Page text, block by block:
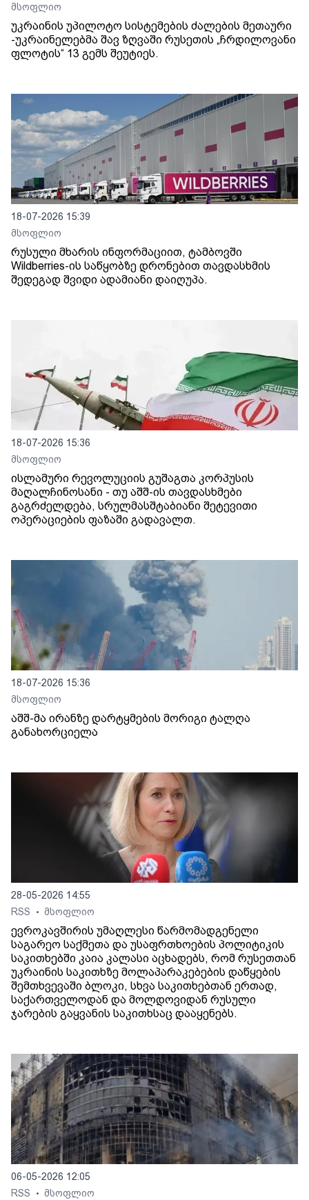
მსოფლიო
უკრაინის უპილოტო სისტემების ძალების მეთაური
-უკრაინელებმა შავ ზღვაში რუსეთის „ჩრდილოვანი
ფლოტის“ 13 გემს შეუტიეს.
18-07-2026 15:39
მსოფლიო
რუსული მხარის ინფორმაციით, ტამბოვში
Wildberries-ის საწყობზე დრონებით თავდასხმის
შედეგად შვიდი ადამიანი დაიღუპა.
18-07-2026 15:36
მსოფლიო
ისლამური რევოლუციის გუშაგთა კორპუსის
მაღალჩინოსანი - თუ აშშ-ის თავდასხმები
გაგრძელდება, სრულმასშტაბიანი შეტევითი
ოპერაციების ფაზაში გადავალთ.
18-07-2026 15:36
მსოფლიო
აშშ-მა ირანზე დარტყმების მორიგი ტალღა
განახორციელა
28-05-2026 14:55
RSS
• მსოფლიო
ევროკავშირის უმაღლესი წარმომადგენელი
საგარეო საქმეთა და უსაფრთხოების პოლიტიკის
საკითხებში კაია კალასი აცხადებს, რომ რუსეთთან
უკრაინის საკითხზე მოლაპარაკებების დაწყების
შემთხვევაში ბლოკი, სხვა საკითხებთან ერთად,
საქართველოდან და მოლდოვიდან რუსული
ჯარების გაყვანის საკითხსაც დააყენებს.
06-05-2026 12:05
RSS
• მსოფლიო